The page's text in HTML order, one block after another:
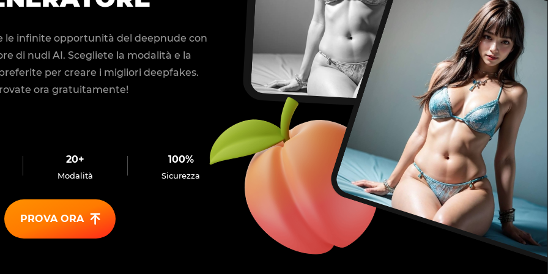
le infinite opportunità del deepnude con
di nudi AI. Scegliete la modalità e la
per creare i migliori deepfakes.
ora gratuitamente!
20+
Modalità
100%
Sicurezza
PROVA ORA